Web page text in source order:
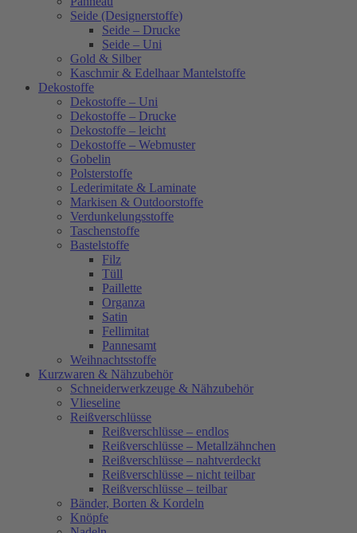
Seide (Designerstoffe)
Seide – Drucke
Seide – Uni
Gold & Silber
Kaschmir & Edelhaar Mantelstoffe
Dekostoffe
Dekostoffe – Uni
Dekostoffe – Drucke
Dekostoffe – leicht
Dekostoffe – Webmuster
Gobelin
Polsterstoffe
Lederimitate & Laminate
Markisen & Outdoorstoffe
Verdunkelungsstoffe
Taschenstoffe
Bastelstoffe
Filz
Tüll
Paillette
Organza
Satin
Fellimitat
Pannesamt
Weihnachtsstoffe
Kurzwaren & Nähzubehör
Schneiderwerkzeuge & Nähzubehör
Vlieseline
Reißverschlüsse
Reißverschlüsse – endlos
Reißverschlüsse – Metallzähnchen
Reißverschlüsse – nahtverdeckt
Reißverschlüsse – nicht teilbar
Reißverschlüsse – teilbar
Bänder, Borten & Kordeln
Knöpfe